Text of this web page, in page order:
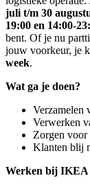
juli t/m 30
19:00 en 14:00-
bent. Of je nu
jouw voorkeur, je
week.
Wat ga je doen?
Verzamelen
Verwerken
Zorgen voor
Klanten blij
Werken bij IKEA